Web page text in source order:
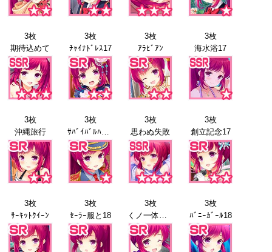
3枚
期待込めて
3枚
ﾁｬｲﾅﾄﾞﾚｽ17
3枚
ｱﾗﾋﾞｱﾝ
3枚
海水浴17
3枚
沖縄旅行
3枚
ｻﾊﾞｲﾊﾞﾙﾊﾞﾄﾙ17
3枚
思わぬ失敗
3枚
創立記念17
3枚
ｻｰｷｯﾄｸｲｰﾝ
3枚
ｾｰﾗｰ服と18
3枚
くノ一体験18
3枚
ﾊﾞﾆｰｶﾞｰﾙ18